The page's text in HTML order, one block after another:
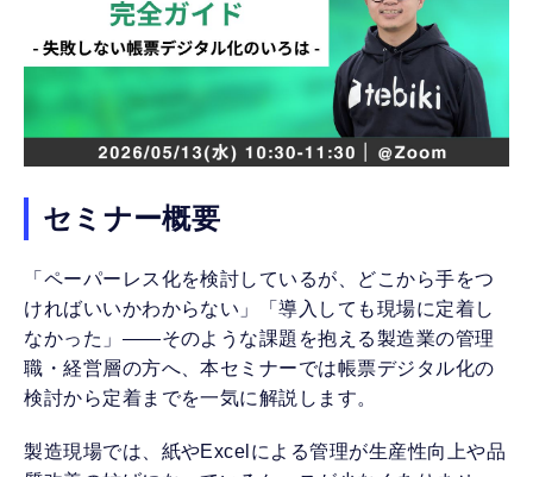
セミナー概要
「ペーパーレス化を検討しているが、どこから手をつ
ければいいかわからない」「導入しても現場に定着し
なかった」——そのような課題を抱える製造業の管理
職・経営層の方へ、本セミナーでは帳票デジタル化の
検討から定着までを一気に解説します。
製造現場では、紙やExcelによる管理が生産性向上や品